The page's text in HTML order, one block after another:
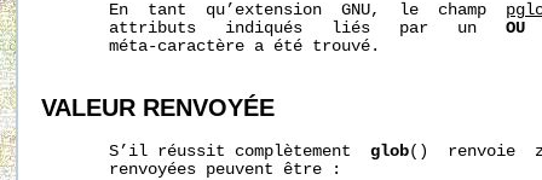
       En  tant  qu’extension  GNU,  le  champ
       attributs   indiqués   liés   par   un
OU
       méta-caractère a été trouvé.
VALEUR RENVOYÉE
       S’il réussit complètement
glob()  renvoie
       renvoyées peuvent être :